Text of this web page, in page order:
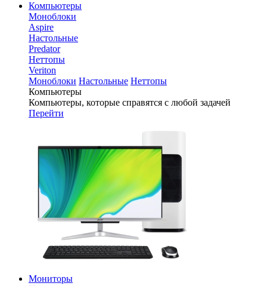
Компьютеры
Моноблоки
Aspire
Настольные
Predator
Неттопы
Veriton
Моноблоки Настольные Неттопы
Компьютеры
Компьютеры, которые справятся с любой задачей
Перейти
Мониторы